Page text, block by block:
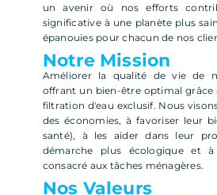
un avenir où nos efforts
significative à une planète plus
épanouies pour chacun de nos
Notre Mission
Améliorer la qualité de vie de
offrant un bien-être optimal grâce
filtration d'eau exclusif. Nous
des économies, à favoriser leur
santé), à les aider dans leur
démarche plus écologique et
consacré aux tâches ménagères.
Nos Valeurs